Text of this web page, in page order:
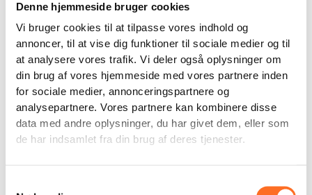
Denne hjemmeside bruger cookies
Vi bruger cookies til at tilpasse vores indhold og
annoncer, til at vise dig funktioner til sociale medier og til
at analysere vores trafik. Vi deler også oplysninger om
din brug af vores hjemmeside med vores partnere inden
for sociale medier, annonceringspartnere og
analysepartnere. Vores partnere kan kombinere disse
data med andre oplysninger, du har givet dem, eller som
de har indsamlet fra din brug af deres tjenester.
(til det formål behandler vi følgende
almindelige personoplysninger: navn,
adresse, e-mail, telefonnr.,
kampagnehistorik, bidragshistorik,
bidragstype, adfærdsinformation)
At få din opmærksomhed på vores vigtige
arbejde og skaffe flere støttere
(til det formål behandler vi følgende
almindelige personoplysninger:
kampagnehistorik og adfærdsinformation)